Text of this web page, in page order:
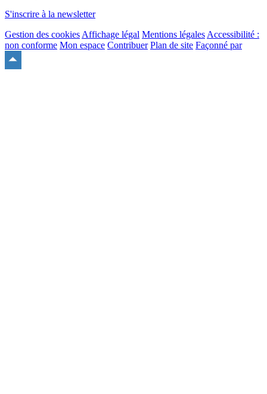
S'inscrire à la newsletter
Gestion des cookiesAffichage légal Mentions légalesAccessibilité :
non conforme Mon espace Contribuer Plan de site Façonné par